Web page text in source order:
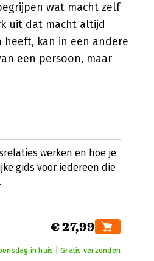
wat macht zelf
uit dat macht altijd
kan in een andere
een persoon, maar
werken en hoe je
gids voor iedereen die
€ 27,99
in huis | Gratis verzonden